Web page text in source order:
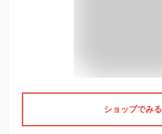
ショップでみる